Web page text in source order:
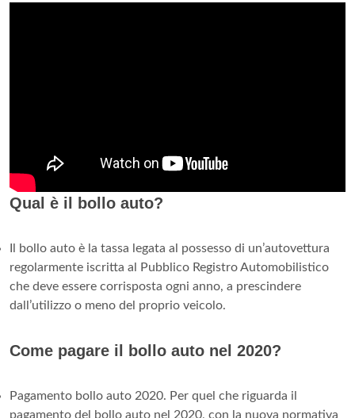
Qual è il bollo auto?
Il bollo auto è la tassa legata al possesso di un’autovettura
regolarmente iscritta al Pubblico Registro Automobilistico
che deve essere corrisposta ogni anno, a prescindere
dall’utilizzo o meno del proprio veicolo.
Come pagare il bollo auto nel 2020?
Pagamento bollo auto 2020. Per quel che riguarda il
pagamento del bollo auto nel 2020, con la nuova normativa